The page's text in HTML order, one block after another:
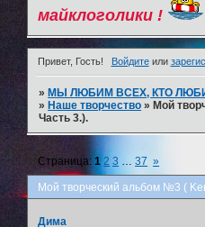
майклоголики !
Привет, Гость! Войдитеили
»МЫ ЛЮБИМ ВСЕХ, КТО
»Наше творчество »Мой
Часть 3.).
Мой творческий альбом №3 (
Страница:1 2 3 37 »
Дима